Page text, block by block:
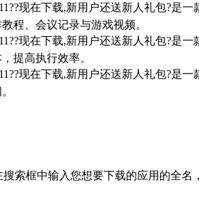
现在下载,新用户还送新人礼包?
程、会议记录与游戏视频。
现在下载,新用户还送新人礼包?
提高执行效率。
现在下载,新用户还送新人礼包?
索框中输入您想要下载的应用的全名